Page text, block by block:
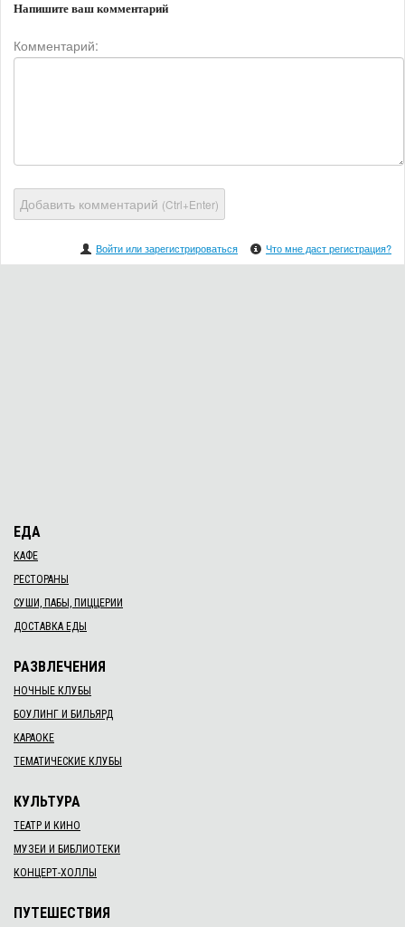
Напишите ваш комментарий
Комментарий:
Добавить комментарий (Ctrl+Enter)
Войти или зарегистрироваться Что мне даст регистрация?
ЕДА
КАФЕ
РЕСТОРАНЫ
СУШИ, ПАБЫ, ПИЦЦЕРИИ
ДОСТАВКА ЕДЫ
РАЗВЛЕЧЕНИЯ
НОЧНЫЕ КЛУБЫ
БОУЛИНГ И БИЛЬЯРД
КАРАОКЕ
ТЕМАТИЧЕСКИЕ КЛУБЫ
КУЛЬТУРА
ТЕАТР И КИНО
МУЗЕИ И БИБЛИОТЕКИ
КОНЦЕРТ-ХОЛЛЫ
ПУТЕШЕСТВИЯ